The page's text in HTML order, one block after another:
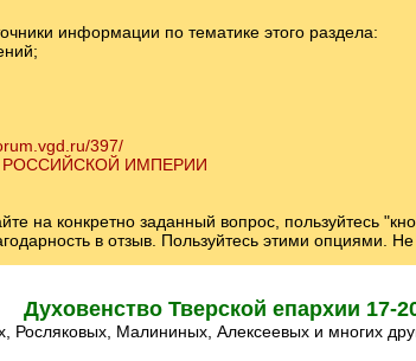
информации по тематике этого раздела:
397/
РОССИЙСКОЙ ИМПЕРИИ
конкретно заданный вопрос, пользуйтесь
в отзыв. Пользуйтесь этими опциями.
Духовенство Тверской епархии 17-
Росляковых, Малининых, Алексеевых и многих